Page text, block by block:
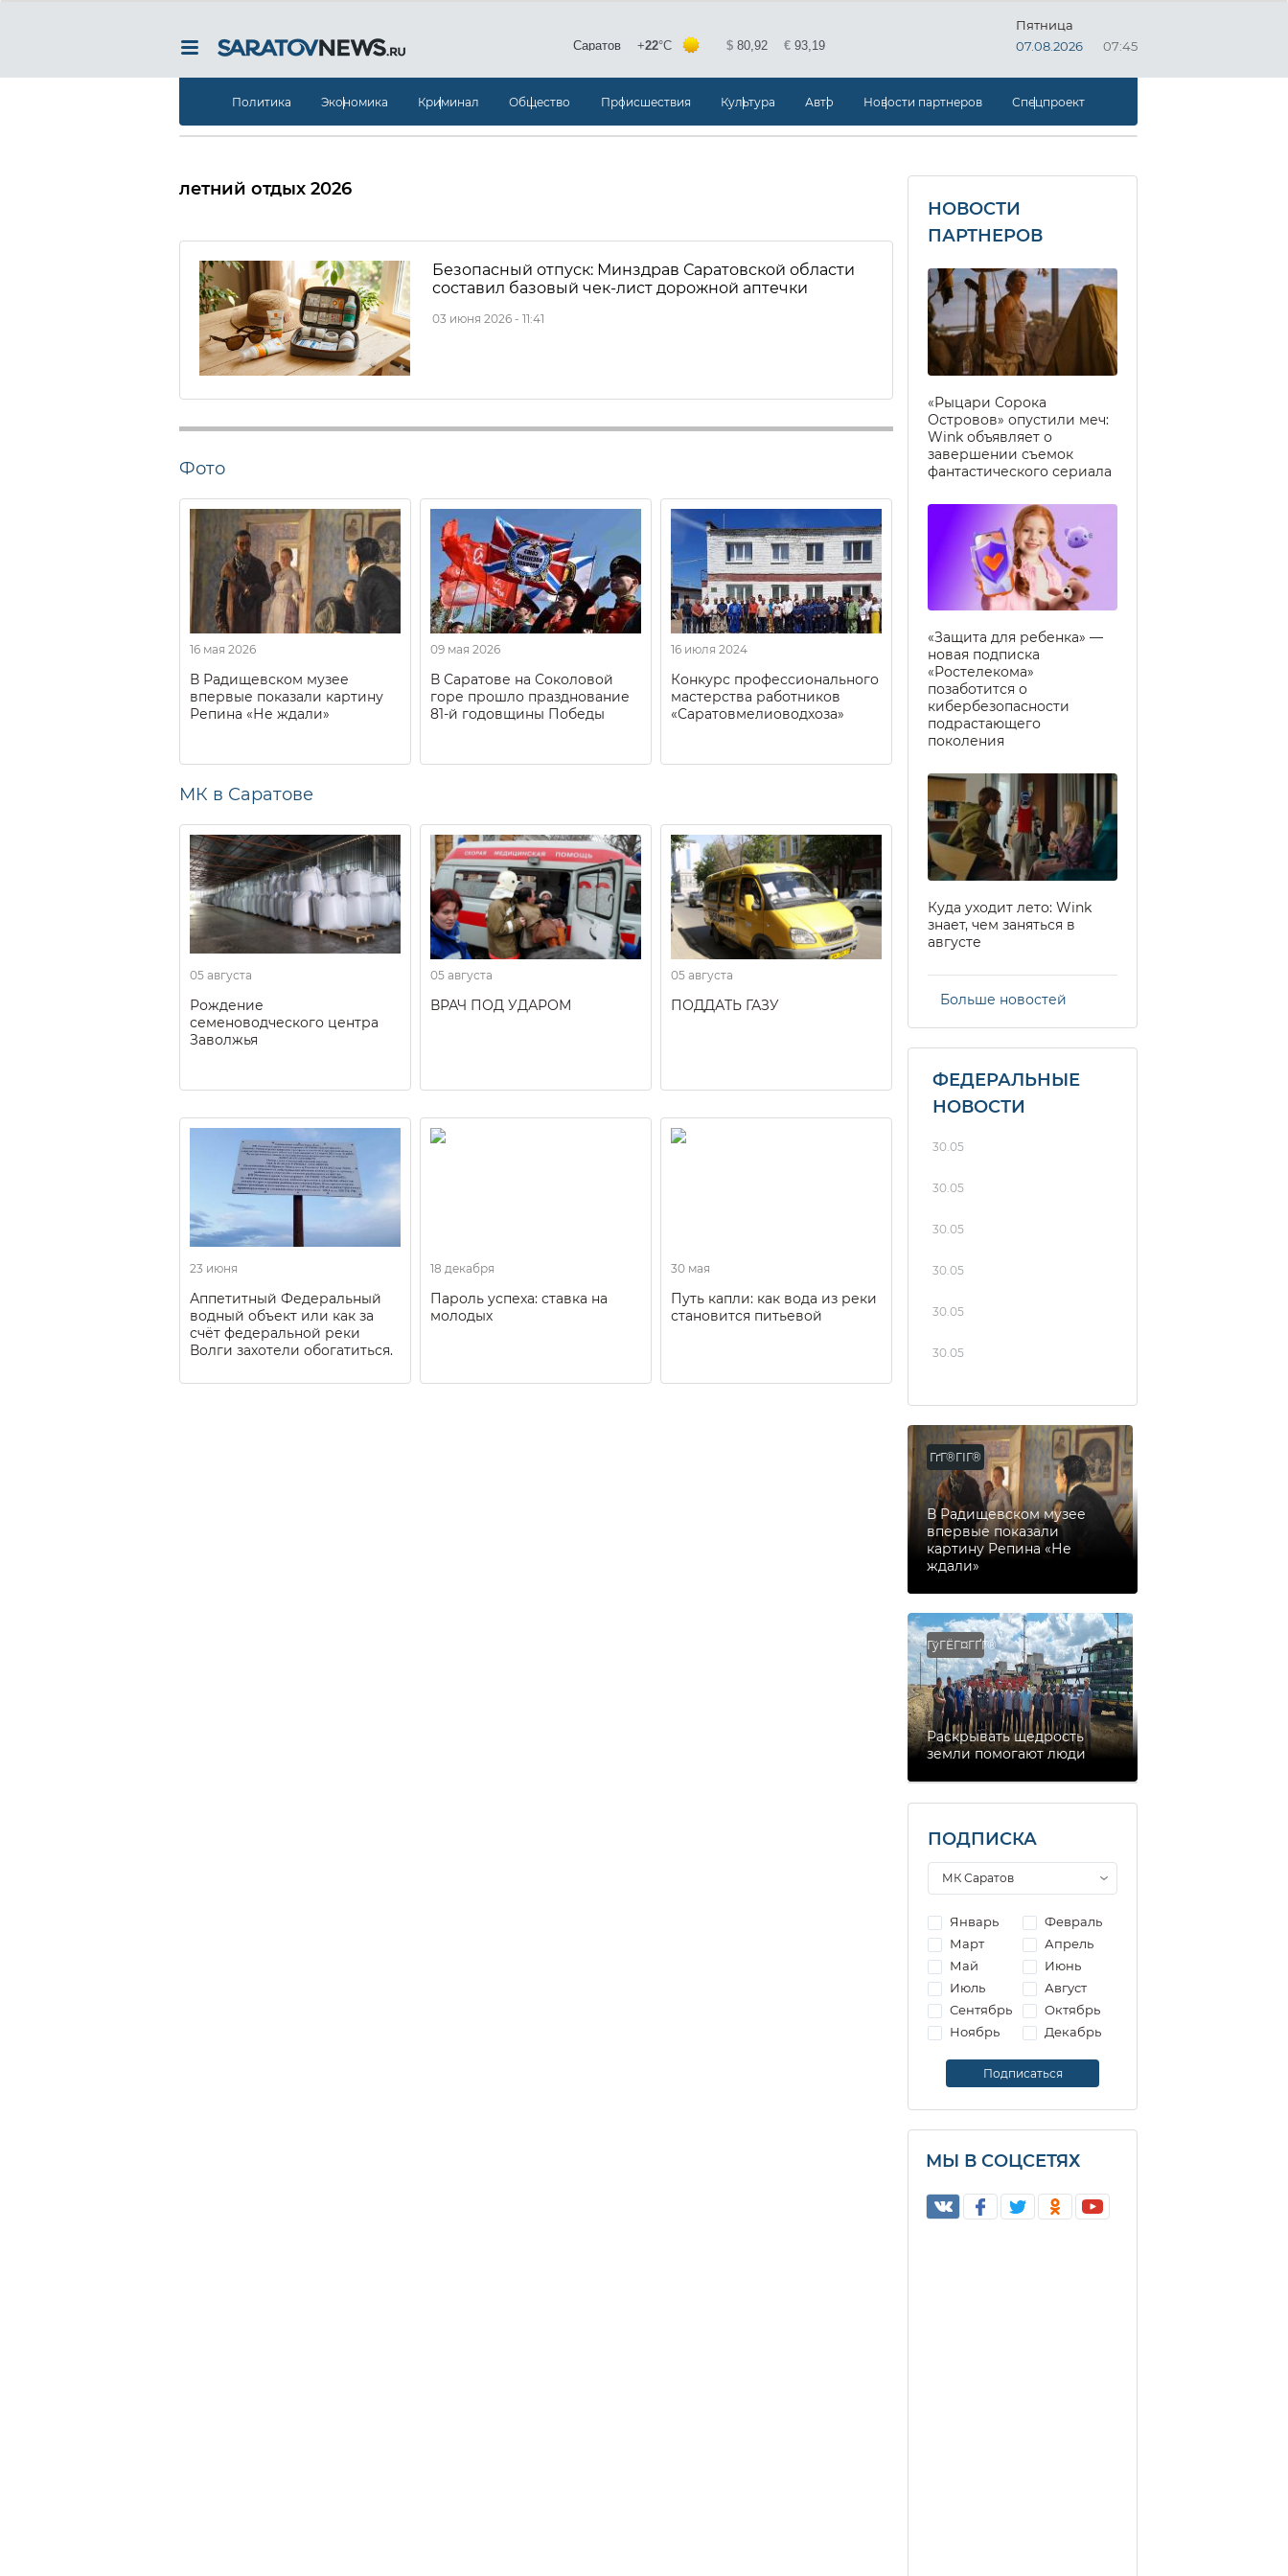
Пятница
07.08.2026
07:45
Политика Экономика Криминал Общество Происшествия Культура Авто Новости партнеров Спецпроект
летний отдых 2026
Безопасный отпуск: Минздрав Саратовской области
составил базовый чек-лист дорожной аптечки
03 июня 2026 - 11:41
Фото
16 мая 2026
В Радищевском музее
впервые показали картину
Репина «Не ждали»
09 мая 2026
В Саратове на Соколовой
горе прошло празднование
81-й годовщины Победы
16 июля 2024
Конкурс профессионального
мастерства работников
«Саратовмелиоводхоза»
МК в Саратове
05 августа
Рождение
семеноводческого центра
Заволжья
05 августа
ВРАЧ ПОД УДАРОМ
05 августа
ПОДДАТЬ ГАЗУ
23 июня
Аппетитный Федеральный
водный объект или как за
счёт федеральной реки
Волги захотели обогатиться.
18 декабря
Пароль успеха: ставка на
молодых
30 мая
Путь капли: как вода из реки
становится питьевой
НОВОСТИ
ПАРТНЕРОВ
«Рыцари Сорока
Островов» опустили меч:
Wink объявляет о
завершении съемок
фантастического сериала
«Защита для ребенка» —
новая подписка
«Ростелекома»
позаботится о
кибербезопасности
подрастающего
поколения
Куда уходит лето: Wink
знает, чем заняться в
августе
Больше новостей
ФЕДЕРАЛЬНЫЕ
НОВОСТИ
30.05
30.05
30.05
30.05
30.05
30.05
ГґГ®ГІГ®
В Радищевском музее
впервые показали
картину Репина «Не
ждали»
ГўГЁГ¤ГҐГ®
Раскрывать щедрость
земли помогают люди
ПОДПИСКА
Январь
Февраль
Март
Апрель
Май
Июнь
Июль
Август
Сентябрь
Октябрь
Ноябрь
Декабрь
МЫ В СОЦСЕТЯХ